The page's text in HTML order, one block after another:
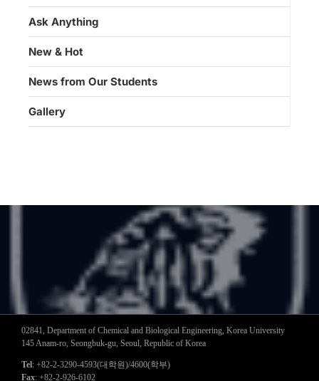
Ask Anything
New & Hot
News from Our Students
Gallery
02841, Department of Chemical and Biological Engineering, Korea University
145 Anam-ro, Seongbuk-gu, Seoul, Republic of Korea
Tel: +82-2-3290-4593(대학원)/4600(학부)
Fax: +82-2-926-6102